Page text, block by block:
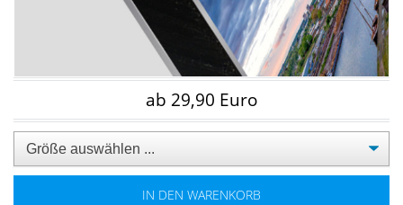
ab 29,90 Euro
IN DEN WARENKORB